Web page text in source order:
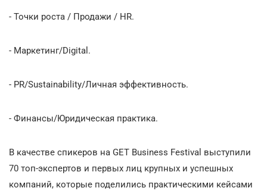
- Точки роста / Продажи / HR.
- Маркетинг/Digital.
- РR/Sustainability/Личная эффективность.
- Финансы/Юридическая практика.
В качестве спикеров на GET Business Festival выступили
70 топ-экспертов и первых лиц крупных и успешных
компаний, которые поделились практическими кейсами